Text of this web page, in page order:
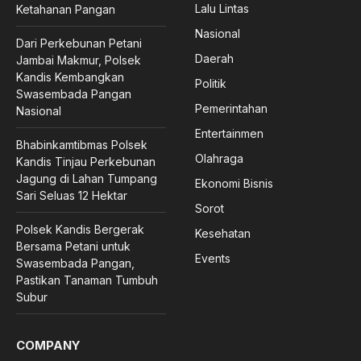
Ketahanan Pangan
Dari Perkebunan Petani
Jambai Makmur, Polsek
Kandis Kembangkan
Swasembada Pangan
Nasional
Bhabinkamtibmas Polsek
Kandis Tinjau Perkebunan
Jagung di Lahan Tumpang
Sari Seluas 12 Hektar
Polsek Kandis Bergerak
Bersama Petani untuk
Swasembada Pangan,
Pastikan Tanaman Tumbuh
Subur
Lalu Lintas
Nasional
Daerah
Politik
Pemerintahan
Entertainmen
Olahraga
Ekonomi Bisnis
Sorot
Kesehatan
Events
COMPANY